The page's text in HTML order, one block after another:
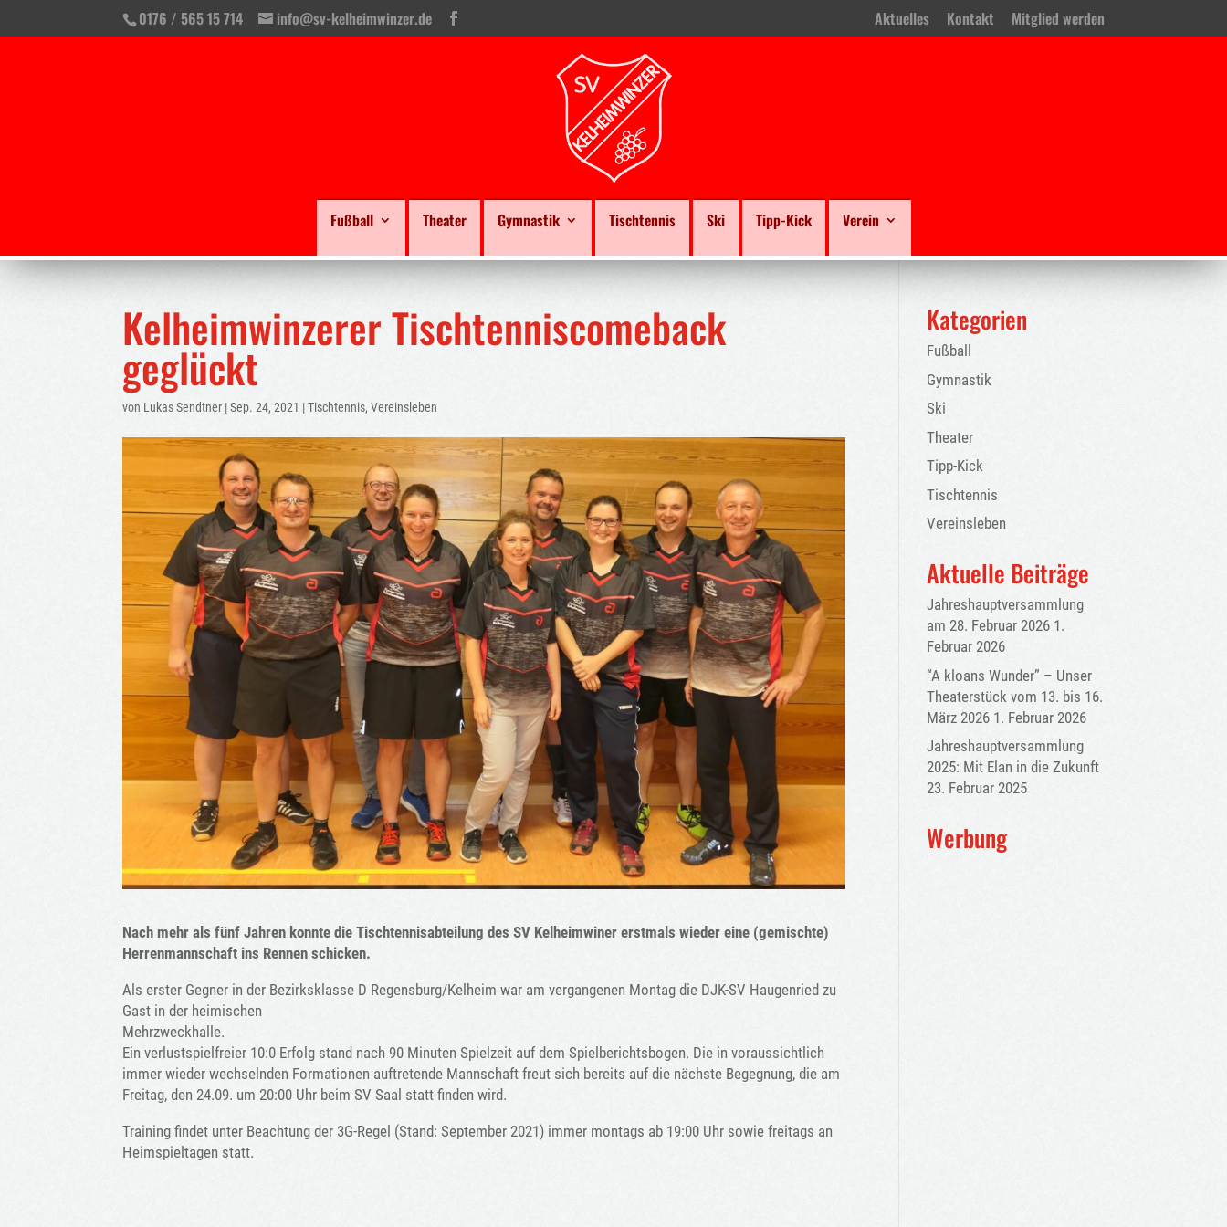
0176 / 565 15 714 info@sv-kelheimwinzer.de Aktuelles Kontakt Mitglied werden
Fußball Theater Gymnastik Tischtennis Ski Tipp-Kick Verein
Kelheimwinzerer Tischtenniscomeback
geglückt
von Lukas Sendtner |Sep. 24, 2021 |Tischtennis,Vereinsleben
Nach mehr als fünf Jahren konnte die Tischtennisabteilung des SV Kelheimwiner erstmals wieder eine (gemischte)
Herrenmannschaft ins Rennen schicken.
Als erster Gegner in der Bezirksklasse D Regensburg/Kelheim war am vergangenen Montag die DJK-SV Haugenried zu
Gast in der heimischen
Mehrzweckhalle.
Ein verlustspielfreier 10:0 Erfolg stand nach 90 Minuten Spielzeit auf dem Spielberichtsbogen. Die in voraussichtlich
immer wieder wechselnden Formationen auftretende Mannschaft freut sich bereits auf die nächste Begegnung, die am
Freitag, den 24.09. um 20:00 Uhr beim SV Saal statt finden wird.
Training findet unter Beachtung der 3G-Regel (Stand: September 2021) immer montags ab 19:00 Uhr sowie freitags an
Heimspieltagen statt.
Kategorien
Fußball
Gymnastik
Ski
Theater
Tipp-Kick
Tischtennis
Vereinsleben
Aktuelle Beiträge
Jahreshauptversammlung
am 28. Februar 2026 1.
Februar 2026
“A kloans Wunder” – Unser
Theaterstück vom 13. bis 16.
März 2026 1. Februar 2026
Jahreshauptversammlung
2025: Mit Elan in die Zukunft
23. Februar 2025
Werbung